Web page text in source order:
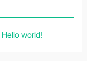
Hello world!